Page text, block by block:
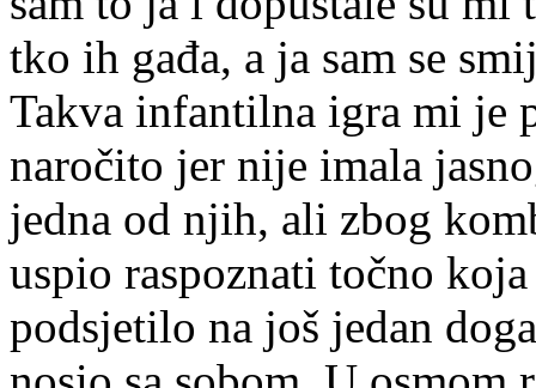
tko ih gađa, a ja sam se
Takva infantilna igra mi je
naročito jer nije imala
jedna od njih, ali zbog
uspio raspoznati točno
podsjetilo na još jedan